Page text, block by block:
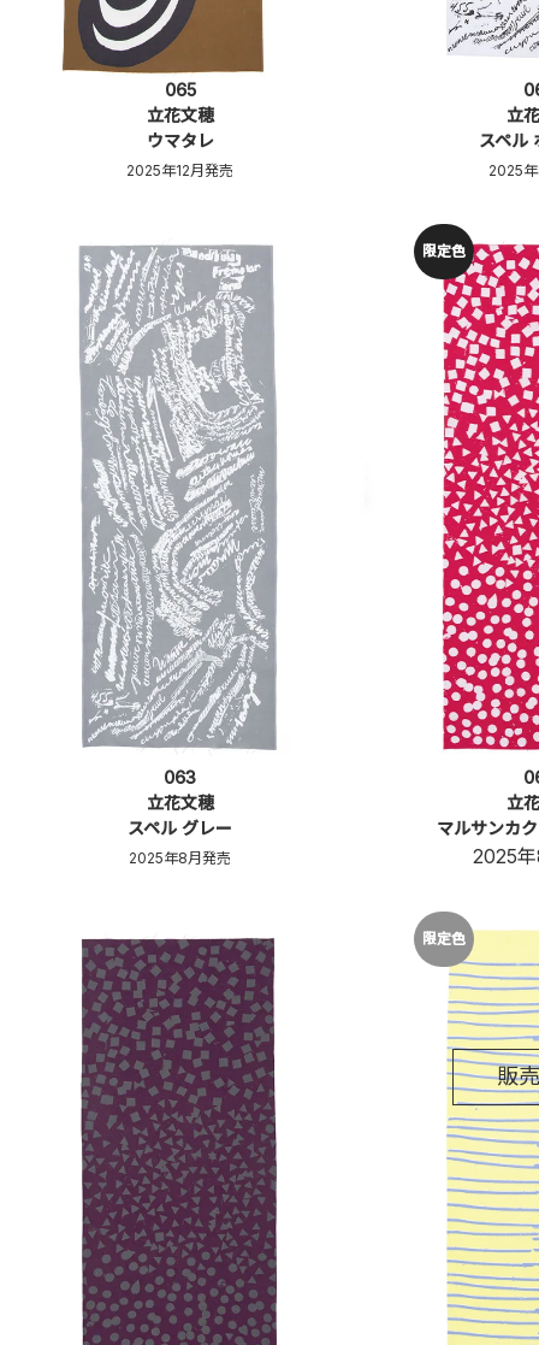
065
立花文穂
ウマタレ
2025年12月発売
立
スペル
2025
063
立花文穂
スペル グレー
2025年8月発売
立
マルサンカ
2025